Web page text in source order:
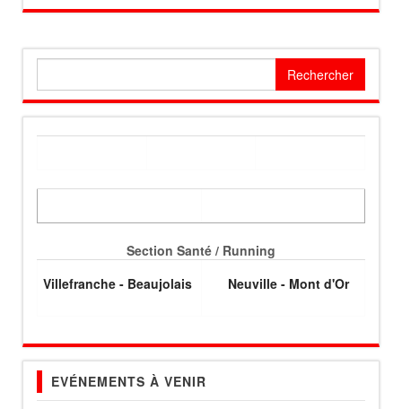
Section Santé / Running
Villefranche - Beaujolais
Neuville - Mont d'Or
EVÉNEMENTS À VENIR